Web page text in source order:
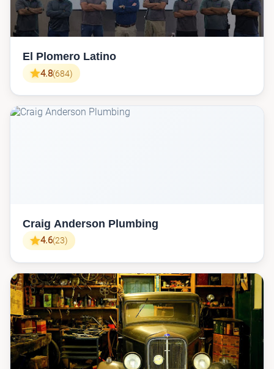
El Plomero Latino
4.8(684)
Craig Anderson Plumbing
4.6(23)